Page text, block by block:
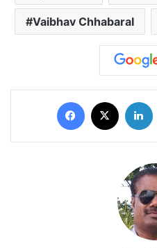
Vaibhav ChhabaraI
Facebook